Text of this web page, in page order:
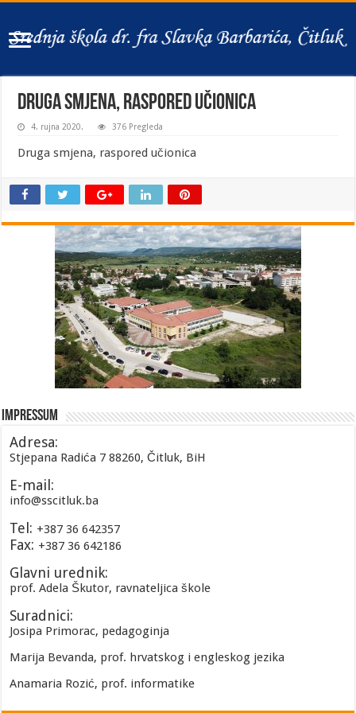
Druga smjena, raspored učionica
4. rujna 2020. 376 Pregleda
Druga smjena, raspored učionica
Impressum
Adresa:
Stjepana Radića 7 88260, Čitluk, BiH
E-mail:
info@sscitluk.ba
Tel: +387 36 642357
Fax: +387 36 642186
Glavni urednik:
prof. Adela Škutor, ravnateljica škole
Suradnici:
Josipa Primorac, pedagoginja
Marija Bevanda, prof. hrvatskog i engleskog jezika
Anamaria Rozić, prof. informatike